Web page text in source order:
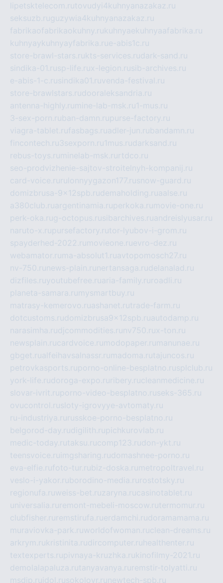
lipetsktelecom.rutovudyi4kuhnyanazakaz.ru
seksuzb.ruguzywia4kuhnyanazakaz.ru
fabrikaofabrikaokuhny.rukuhnyaekuhnyaafabrika.ru
kuhnyaykuhnyayfabrika.rue-abis1c.ru
store-brawl-stars.rukts-services.rudark-sand.ru
sindika-01.rusp-life.rux-legion.rusib-archives.ru
e-abis-1-c.rusindika01.ruvenda-festival.ru
store-brawlstars.rudooraleksandria.ru
antenna-highly.ru mine-lab-msk.ru1-mus.ru
3-sex-porn.ruban-damn.rupurse-factory.ru
viagra-tablet.rufasbags.ruadler-jun.rubandamn.ru
fincontech.ru3sexporn.ru1mus.rudarksand.ru
rebus-toys.ru minelab-msk.ru rtdco.ru
seo-prodvizhenie-sajtov-stroitelnyh-kompanij.ru
card-voice.ru rulonnyygazon177.rusnow-guard.ru
domizbrusa-9x12spb.rudemaholding.ruaalse.ru
a380club.ruargentinamia.ruperkoka.ru movie-one.ru
perk-oka.rug-octopus.rusibarchives.ruandreislyusar.ru
naruto-x.rupursefactory.rutor-lyubov-i-grom.ru
spayderhed-2022.ru movieone.ruevro-dez.ru
webamator.ru ma-absolut1.ruavtopomosch27.ru
nv-750.ru news-plain.ru nertansaga.rudelanalad.ru
dizfiles.ruyoutubefree.ruaria-family.ru roadli.ru
planeta-samara.ru mysmartbuy.ru
matrasy-kemerovo.ruashanet.rutrade-farm.ru
dotcustoms.rudomizbrusa9x12spb.ruautodamp.ru
narasimha.rudjcommodities.ru nv750.rux-ton.ru
newsplain.rucardvoice.ru modopaper.ru manunae.ru
gbget.rualfeihavsalnassr.ru madoma.rutajuncos.ru
petrovkasports.ruporno-online-besplatno.rusplclub.ru
york-life.rudoroga-expo.ru ribery.rucleanmedicine.ru
slovar-ivrit.ruporno-video-besplatno.ruseks-365.ru
ovucontrol.rusloty-igrovyye-avtomaty.ru
ru-industriya.ru russkoe-porno-besplatno.ru
belgorod-day.rudigilith.rupichkurovlab.ru
medic-today.rutaksu.rucomp123.rudon-ykt.ru
teensvoice.ru imgsharing.rudomashnee-porno.ru
eva-elfie.rufoto-tur.rubiz-doska.ru metropoltravel.ru
veslo-i-yakor.ruborodino-media.ru rostotsky.ru
regionufa.ruweiss-bet.ruzaryna.rucasinotablet.ru
universalia.ru remont-mebeli-moscow.rutermomur.ru
clubfisher.ru remstirufa.ruerdamchi.rudoramamama.ru
muraviovka-park.ruworldofwoman.ruclean-dreams.ru
arkrym.rukristinita.rudircomputer.ru healthenter.ru
textexperts.rupivnaya-kruzhka.rukinofilmy-2021.ru
demolalapaluza.rutanyavanya.ru remstir-tolyatti.ru
msdip.ru jdol.rusokolovr.ru newtech-spb.ru